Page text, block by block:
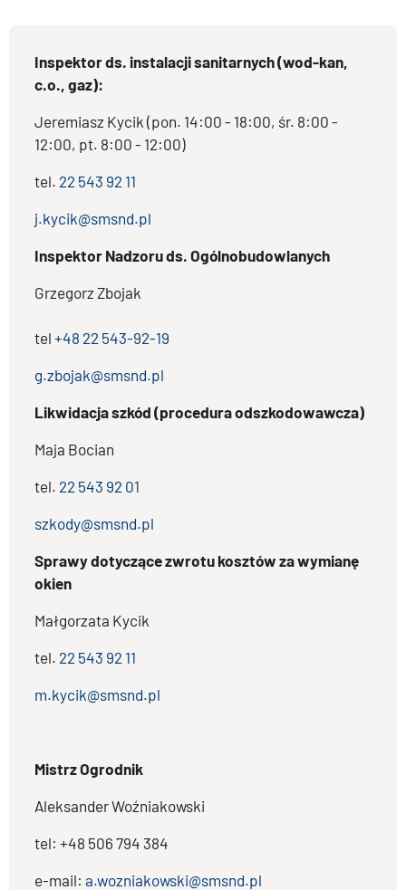
Inspektor ds. instalacji sanitarnych (wod-kan,
c.o., gaz):
Jeremiasz Kycik (pon. 14:00 - 18:00, śr. 8:00 -
12:00, pt. 8:00 - 12:00)
tel. 22 543 92 11
j.kycik@smsnd.pl
Inspektor Nadzoru ds. Ogólnobudowlanych
Grzegorz Zbojak
tel +48 22 543-92-19
g.zbojak@smsnd.pl
Likwidacja szkód (procedura odszkodowawcza)
Maja Bocian
tel. 22 543 92 01
szkody@smsnd.pl
Sprawy dotyczące zwrotu kosztów za wymianę
okien
Małgorzata Kycik
tel. 22 543 92 11
m.kycik@smsnd.pl
Mistrz Ogrodnik
Aleksander Woźniakowski
tel: +48 506 794 384
e-mail: a.wozniakowski@smsnd.pl